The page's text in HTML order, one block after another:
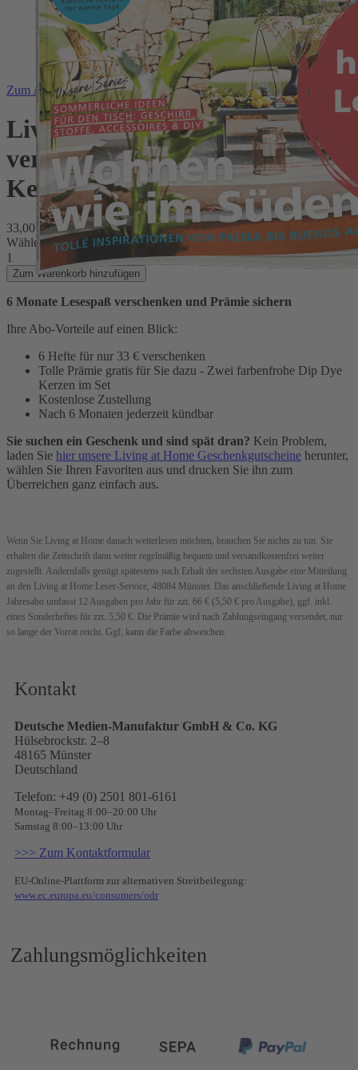
Zum Anfang der Bildergalerie springen
Living at Home Halbjahresabo
verschenken + Dip Dye
Kerzen-Set für Sie
33,00 € inkl. MwSt.
Wählen Sie die Startausgabe
1
Zum Warenkorb hinzufügen
6 Monate Lesespaß verschenken und Prämie sichern
Ihre Abo-Vorteile auf einen Blick:
6 Hefte für nur 33 € verschenken
Tolle Prämie gratis für Sie dazu - Zwei farbenfrohe Dip Dye
Kerzen im Set
Kostenlose Zustellung
Nach 6 Monaten jederzeit kündbar
Sie suchen ein Geschenk und sind spät dran? Kein Problem,
laden Sie hier unsere Living at Home Geschenkgutscheine herunter,
wählen Sie Ihren Favoriten aus und drucken Sie ihn zum
Überreichen ganz einfach aus.
Wenn Sie Living at Home danach weiterlesen möchten, brauchen Sie nichts zu tun. Sie
erhalten die Zeitschrift dann weiter regelmäßig bequem und versandkostenfrei weiter
zugestellt. Andernfalls genügt spätestens nach Erhalt der sechsten Ausgabe eine Mitteilung
an den Living at Home Leser-Service, 48084 Münster. Das anschließende Living at Home
Jahresabo umfasst 12 Ausgaben pro Jahr für zzt. 66 € (5,50 € pro Ausgabe), ggf. inkl.
eines Sonderheftes für zzt. 5,50 €. Die Prämie wird nach Zahlungseingang versendet, nur
so lange der Vorrat reicht. Ggf. kann die Farbe abweichen.
Kontakt
Deutsche Medien-Manufaktur GmbH & Co. KG
Hülsebrockstr. 2–8
48165 Münster
Deutschland
Telefon: +49 (0) 2501 801-6161
Montag–Freitag 8:00–20:00 Uhr
Samstag 8:00–13:00 Uhr
>>> Zum Kontaktformular
EU-Online-Plattform zur alternativen Streitbeilegung:
www.ec.europa.eu/consumers/odr
Zahlungsmöglichkeiten